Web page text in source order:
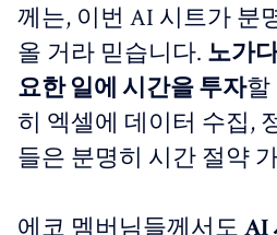
께는, 이번 AI 시트가 분
올 거라 믿습니다. 노가
요한 일에 시간을 투자할
히 엑셀에 데이터 수집,
들은 분명히 시간 절약
에코 멤버님들께서도 AI